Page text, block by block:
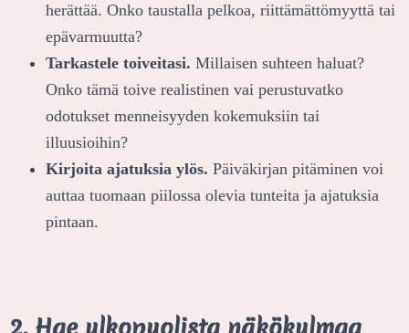
herättää. Onko taustalla pelkoa, riittämättömyyttä tai
epävarmuutta?
Tarkastele toiveitasi. Millaisen suhteen haluat?
Onko tämä toive realistinen vai perustuvatko
odotukset menneisyyden kokemuksiin tai
illuusioihin?
Kirjoita ajatuksia ylös. Päiväkirjan pitäminen voi
auttaa tuomaan piilossa olevia tunteita ja ajatuksia
pintaan.